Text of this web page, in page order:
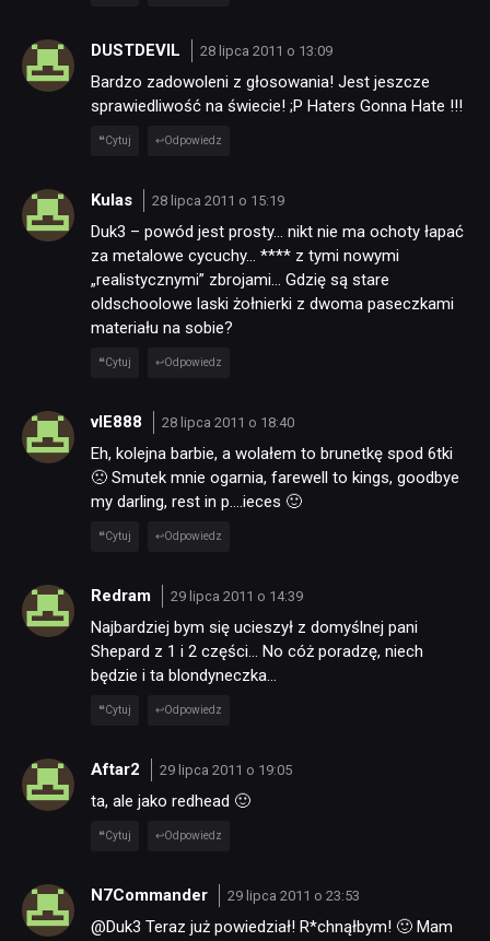
DUSTDEVIL 28 lipca 2011 o 13:09
Bardzo zadowoleni z głosowania! Jest jeszcze
sprawiedliwość na świecie! ;P Haters Gonna Hate !!!
Cytuj Odpowiedz
Kulas 28 lipca 2011 o 15:19
Duk3 – powód jest prosty… nikt nie ma ochoty łapać
za metalowe cycuchy… **** z tymi nowymi
„realistycznymi” zbrojami… Gdzię są stare
oldschoolowe laski żołnierki z dwoma paseczkami
materiału na sobie?
Cytuj Odpowiedz
vIE888 28 lipca 2011 o 18:40
Eh, kolejna barbie, a wolałem to brunetkę spod 6tki
🙁 Smutek mnie ogarnia, farewell to kings, goodbye
my darling, rest in p….ieces 🙂
Cytuj Odpowiedz
Redram 29 lipca 2011 o 14:39
Najbardziej bym się ucieszył z domyślnej pani
Shepard z 1 i 2 części… No cóż poradzę, niech
będzie i ta blondyneczka…
Cytuj Odpowiedz
Aftar2 29 lipca 2011 o 19:05
ta, ale jako redhead 🙂
Cytuj Odpowiedz
N7Commander 29 lipca 2011 o 23:53
@Duk3 Teraz już powiedział! R*chnąłbym! 🙂 Mam